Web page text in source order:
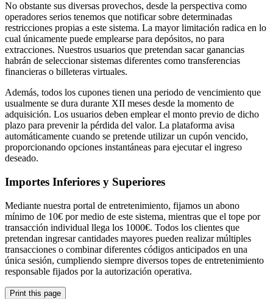
No obstante sus diversas provechos, desde la perspectiva como
operadores serios tenemos que notificar sobre determinadas
restricciones propias a este sistema. La mayor limitación radica en lo
cual únicamente puede emplearse para depósitos, no para
extracciones. Nuestros usuarios que pretendan sacar ganancias
habrán de seleccionar sistemas diferentes como transferencias
financieras o billeteras virtuales.
Además, todos los cupones tienen una periodo de vencimiento que
usualmente se dura durante XII meses desde la momento de
adquisición. Los usuarios deben emplear el monto previo de dicho
plazo para prevenir la pérdida del valor. La plataforma avisa
automáticamente cuando se pretende utilizar un cupón vencido,
proporcionando opciones instantáneas para ejecutar el ingreso
deseado.
Importes Inferiores y Superiores
Mediante nuestra portal de entretenimiento, fijamos un abono
mínimo de 10€ por medio de este sistema, mientras que el tope por
transacción individual llega los 1000€. Todos los clientes que
pretendan ingresar cantidades mayores pueden realizar múltiples
transacciones o combinar diferentes códigos anticipados en una
única sesión, cumpliendo siempre diversos topes de entretenimiento
responsable fijados por la autorización operativa.
Print this page